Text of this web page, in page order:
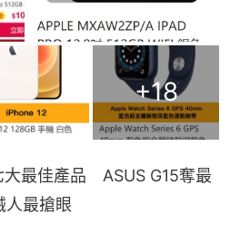
+18
大最佳產品 ASUS G15奪最
最搶眼